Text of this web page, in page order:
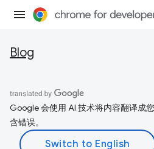
Blog
Google 会使用 AI 技术将内容翻译成
含错误。